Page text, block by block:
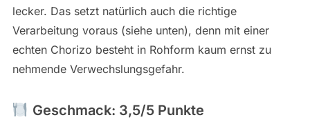
lecker. Das setzt natürlich auch die richtige
Verarbeitung voraus (siehe unten), denn mit einer
echten Chorizo besteht in Rohform kaum ernst zu
nehmende Verwechslungsgefahr.
Geschmack: 3,5/5 Punkte